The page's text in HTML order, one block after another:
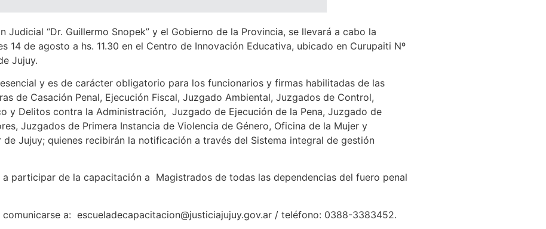
Judicial “Dr. Guillermo Snopek” y el Gobierno de la Provincia, se llevará a cabo la
14 de agosto a hs. 11.30 en el Centro de Innovación Educativa, ubicado en Curupaiti Nº
Jujuy.
y es de carácter obligatorio para los funcionarios y firmas habilitadas de las
de Casación Penal, Ejecución Fiscal, Juzgado Ambiental, Juzgados de Control,
y Delitos contra la Administración, Juzgado de Ejecución de la Pena, Juzgado de
Juzgados de Primera Instancia de Violencia de Género, Oficina de la Mujer y
Jujuy; quienes recibirán la notificación a través del Sistema integral de gestión
participar de la capacitación a Magistrados de todas las dependencias del fuero penal
a: escueladecapacitacion@justiciajujuy.gov.ar / teléfono: 0388-3383452.